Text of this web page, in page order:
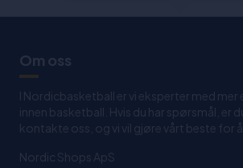
Om oss
I Nordicbasketball er vi eksperter med mer
innen basketball. Hvis du har spørsmål, er
kontakte oss, og vi vil gjøre vårt beste for
Nordic Shops ApS